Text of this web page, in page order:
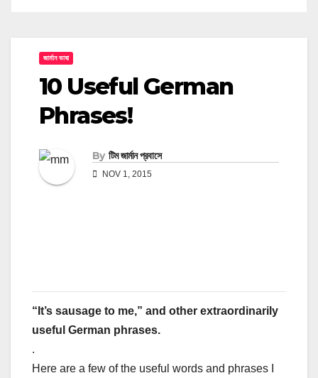
জার্মান ভাষা
10 Useful German
Phrases!
By টিম জার্মান প্রবাসে
NOV 1, 2015
“It’s sausage to me,” and other extraordinarily
useful German phrases.
.
Here are a few of the useful words and phrases I